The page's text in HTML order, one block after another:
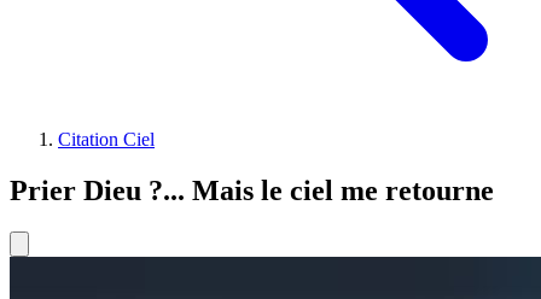
Citation Ciel
Prier Dieu ?... Mais le ciel me retourne